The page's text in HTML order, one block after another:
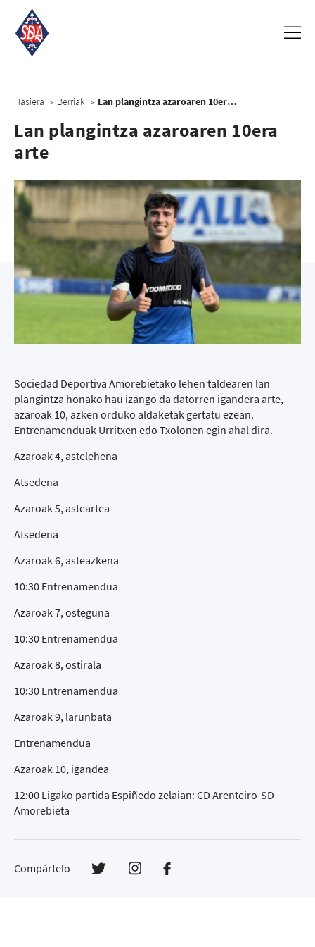
Hasiera > Berriak > Lan plangintza azaroaren 10era arte
Lan plangintza azaroaren 10era
arte
Sociedad Deportiva Amorebietako lehen taldearen lan
plangintza honako hau izango da datorren igandera arte,
azaroak 10, azken orduko aldaketak gertatu ezean.
Entrenamenduak Urritxen edo Txolonen egin ahal dira.
Azaroak 4, astelehena
Atsedena
Azaroak 5, asteartea
Atsedena
Azaroak 6, asteazkena
10:30 Entrenamendua
Azaroak 7, osteguna
10:30 Entrenamendua
Azaroak 8, ostirala
10:30 Entrenamendua
Azaroak 9, larunbata
Entrenamendua
Azaroak 10, igandea
12:00 Ligako partida Espiñedo zelaian: CD Arenteiro-SD
Amorebieta
Compártelo